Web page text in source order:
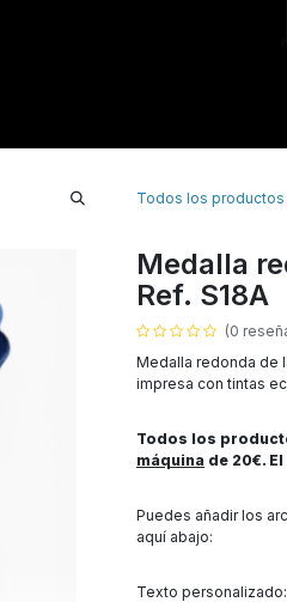
Todos los productos
Medalla
Ref. S18A
(0
Medalla redonda de
impresa con tintas
Todos los
máquina de 20€.
Puedes añadir los
aquí abajo:
Texto personalizado: